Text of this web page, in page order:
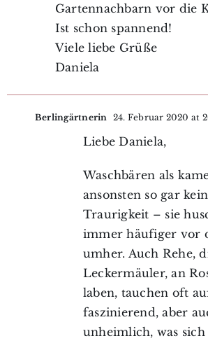
Gartennachbarn vor die
Ist schon spannend!
Viele liebe Grüße
Daniela
Berlingärtnerin 24. Februar 2020 at
Liebe Daniela,
Waschbären als
ansonsten so gar
Traurigkeit – sie
immer häufiger vor
umher. Auch Rehe,
Leckermäuler, an
laben, tauchen oft
faszinierend, aber
unheimlich, was sich